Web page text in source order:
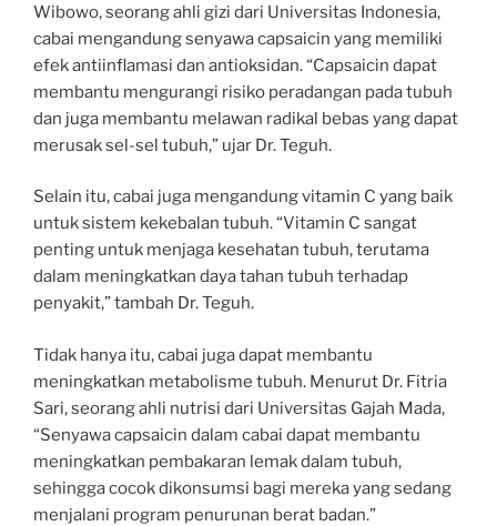
Wibowo, seorang ahli gizi dari Universitas Indonesia,
cabai mengandung senyawa capsaicin yang memiliki
efek antiinflamasi dan antioksidan. “Capsaicin dapat
membantu mengurangi risiko peradangan pada tubuh
dan juga membantu melawan radikal bebas yang dapat
merusak sel-sel tubuh,” ujar Dr. Teguh.
Selain itu, cabai juga mengandung vitamin C yang baik
untuk sistem kekebalan tubuh. “Vitamin C sangat
penting untuk menjaga kesehatan tubuh, terutama
dalam meningkatkan daya tahan tubuh terhadap
penyakit,” tambah Dr. Teguh.
Tidak hanya itu, cabai juga dapat membantu
meningkatkan metabolisme tubuh. Menurut Dr. Fitria
Sari, seorang ahli nutrisi dari Universitas Gajah Mada,
“Senyawa capsaicin dalam cabai dapat membantu
meningkatkan pembakaran lemak dalam tubuh,
sehingga cocok dikonsumsi bagi mereka yang sedang
menjalani program penurunan berat badan.”